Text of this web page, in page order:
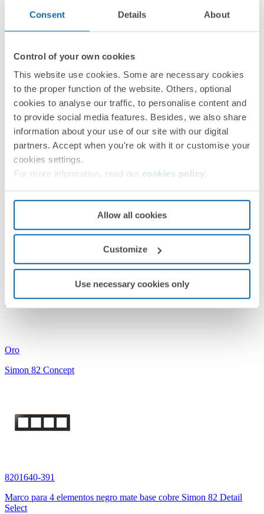
Consent Details About
Control of your own cookies
This website use cookies. Some are necessary cookies
to the proper function of the website. Others, optional
cookies to analyse our traffic, to personalise content and
to provide social media features. Besides, we also share
information about your use of our site with our digital
partners. Accept when you're ok with it or customise your
cookies settings.
For more information, read our cookies policy
Allow all cookies
Customize
Use necessary cookies only
8200617-092
Marco para 1 elemento gris Simon 82 Concept
Simon 82 Concept
Marco para 1 elemento oro Simon 82 Concept
Oro
Simon 82 Concept
8201640-391
Marco para 4 elementos negro mate base cobre Simon 82 Detail
Select